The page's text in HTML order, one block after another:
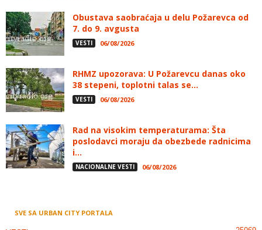
Obustava saobraćaja u delu Požarevca od
7. do 9. avgusta
VESTI 06/08/2026
RHMZ upozorava: U Požarevcu danas oko
38 stepeni, toplotni talas se...
VESTI 06/08/2026
Rad na visokim temperaturama: Šta
poslodavci moraju da obezbede radnicima
i...
NACIONALNE VESTI 06/08/2026
SVE SA URBAN CITY PORTALA